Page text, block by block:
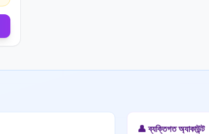
👤ব্যক্তিগত অ্যাকাউন্ট